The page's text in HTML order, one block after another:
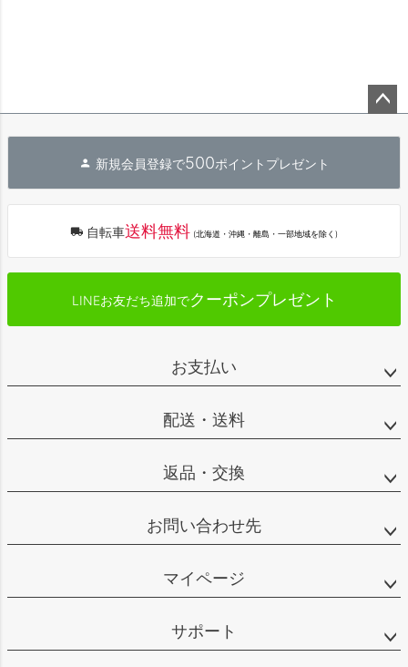
新規会員登録で500ポイントプレゼント
自転車送料無料 (北海道・沖縄・離島・一部地域を除く)
LINEお友だち追加でクーポンプレゼント
お支払い
配送・送料
返品・交換
お問い合わせ先
マイページ
サポート